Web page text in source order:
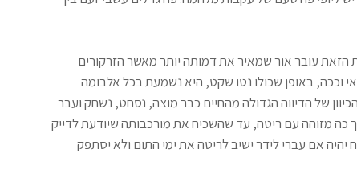
הזאת עובר אור שמאיר את דמותה יותר מאשר הזרקורים
וככה, באופן שכולו נטו שקט, היא נשמעת בכל אלבומה
של הדיווה הגדולה מהחיים כבר מוצה, נסחט, נשחק ועבר
כה מזוהה עם ריטה, עד שהשכיח את מורכבותה שיודעת לדייק
אם עברי לידר ישיב לריטה את ימי התום ולא יסתפק